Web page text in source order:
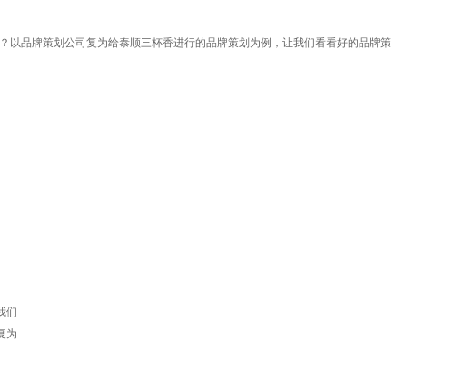
品牌策划公司复为给泰顺三杯香进行的品牌策划为例，让我们看看好的品牌策
们
为